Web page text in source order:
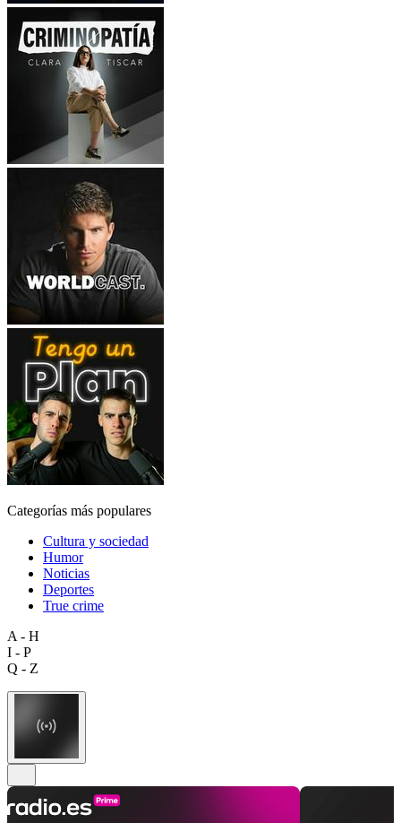
Categorías más populares
Cultura y sociedad
Humor
Noticias
Deportes
True crime
A - H
I - P
Q - Z